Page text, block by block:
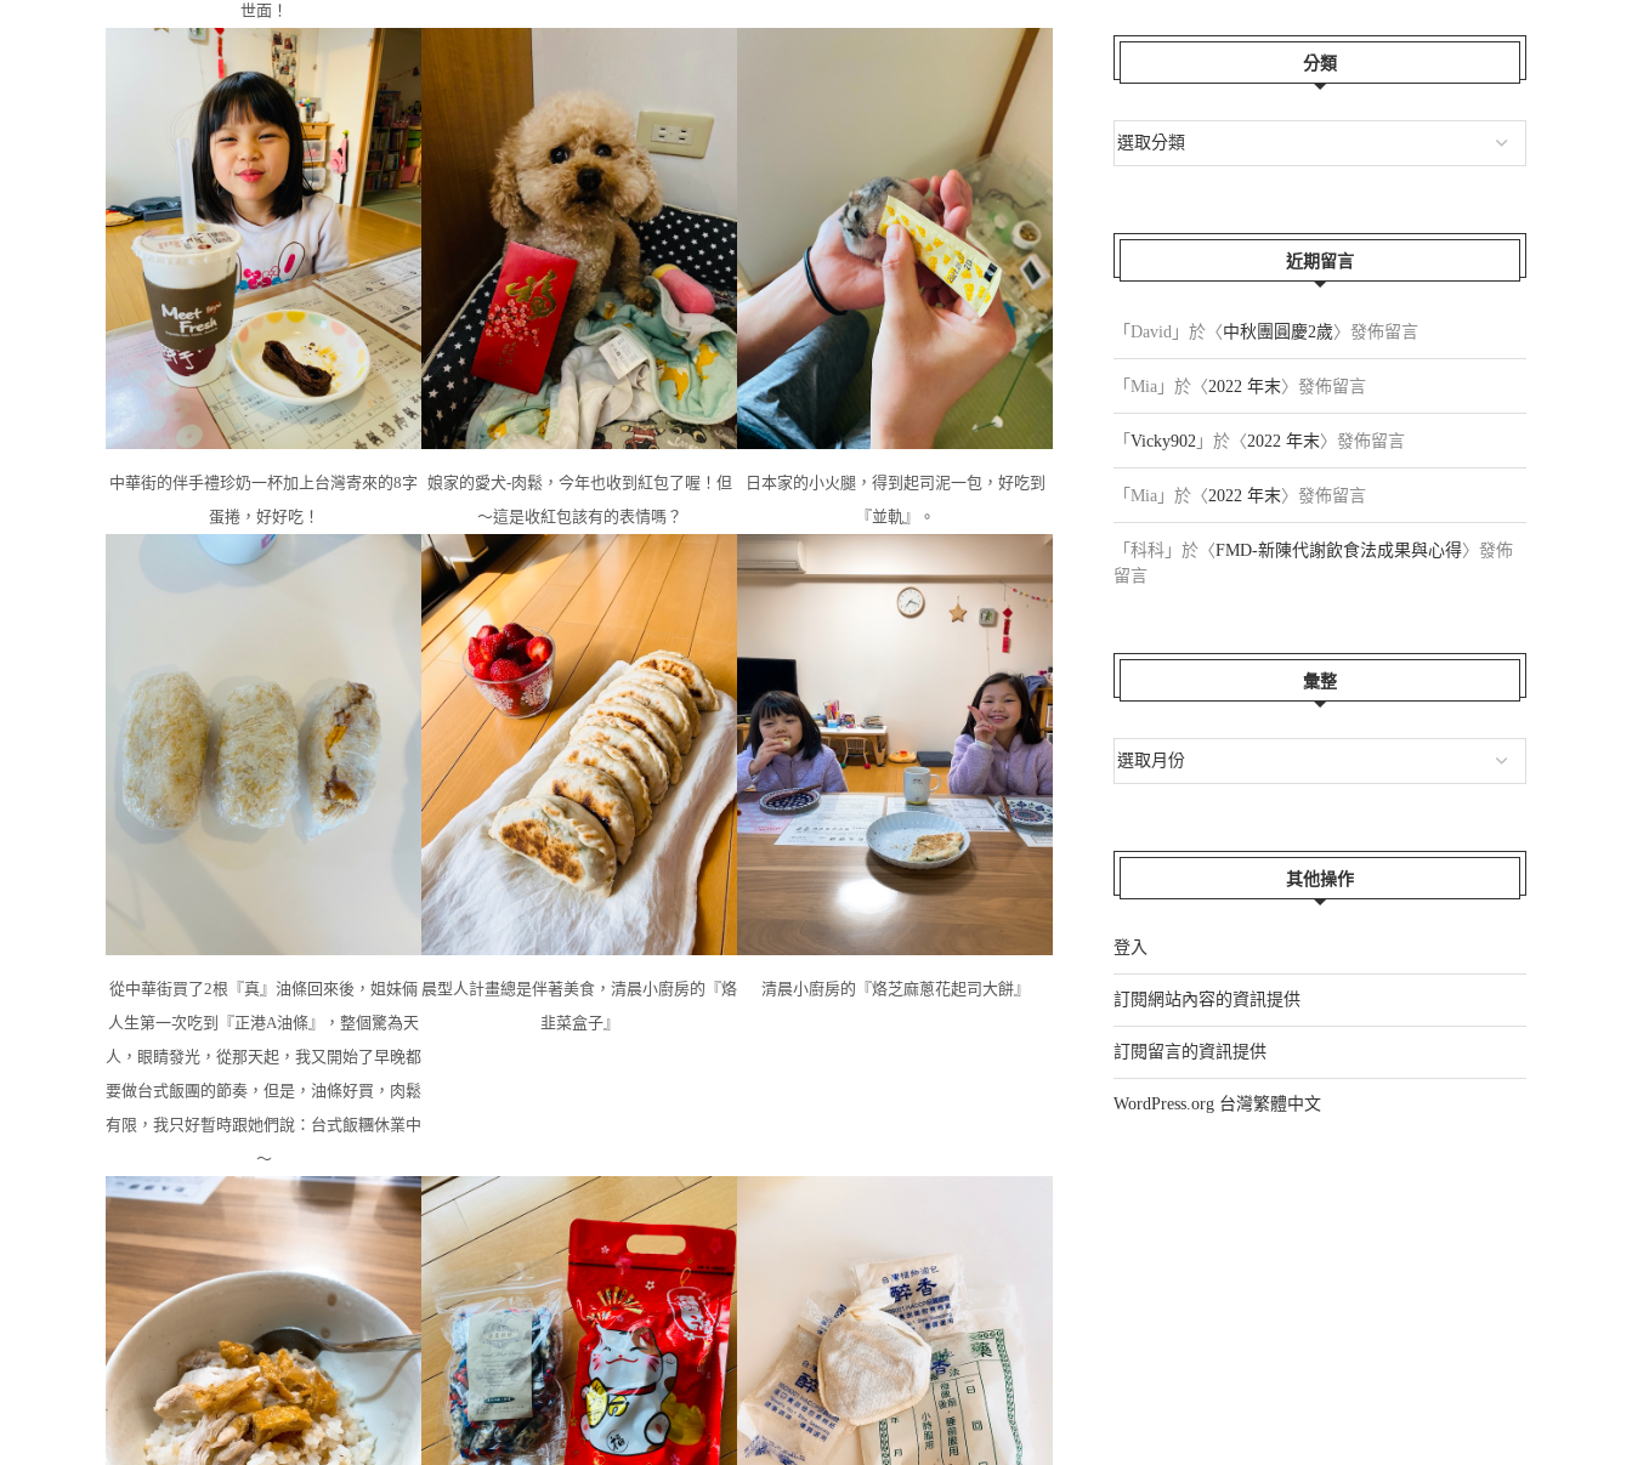
世面！
中華街的伴手禮珍奶一杯加上台灣寄來的8字
蛋捲，好好吃！
娘家的愛犬-肉鬆，今年也收到紅包了喔！但
～這是收紅包該有的表情嗎？
日本家的小火腿，得到起司泥一包，好吃到
『並軌』。
從中華街買了2根『真』油條回來後，姐妹倆
人生第一次吃到『正港A油條』，整個驚為天
人，眼睛發光，從那天起，我又開始了早晚都
要做台式飯團的節奏，但是，油條好買，肉鬆
有限，我只好暫時跟她們說：台式飯糰休業中
～
晨型人計畫總是伴著美食，清晨小廚房的『烙
韭菜盒子』
清晨小廚房的『烙芝麻蔥花起司大餅』
分類
近期留言
「 David 」於〈中秋團圓慶2歲〉發佈留言
「 Mia 」於〈2022 年末〉發佈留言
「 Vicky902 」於〈2022 年末〉發佈留言
「 Mia 」於〈2022 年末〉發佈留言
「 科科 」於〈FMD-新陳代謝飲食法成果與心得〉發佈
留言
彙整
其他操作
登入
訂閱網站內容的資訊提供
訂閱留言的資訊提供
WordPress.org 台灣繁體中文